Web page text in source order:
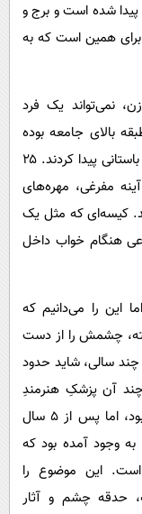
پیدا شده است و برج و
برای همین است که به
نمی‌تواند یک فرد
بالای جامعه بوده
است. در قبری که او را یافتند، حدود ۳۰ شیء باستانی پیدا کردند. ۲۵
مفرغی، مهره‌های
کیسه‌ای که مثل یک
هنگام خواب داخل
این را می‌دانیم که
سال بیشتر نداشته، چشمش را از دست
سالی، شاید حدود
آن پزشکِ هنرمندِ
استادکار چشم را برای کنترل عفونت ساخته بود، اما پس از ۵ سال
وجود آمده بود که
این موضوع را
حدقه چشم و آثار